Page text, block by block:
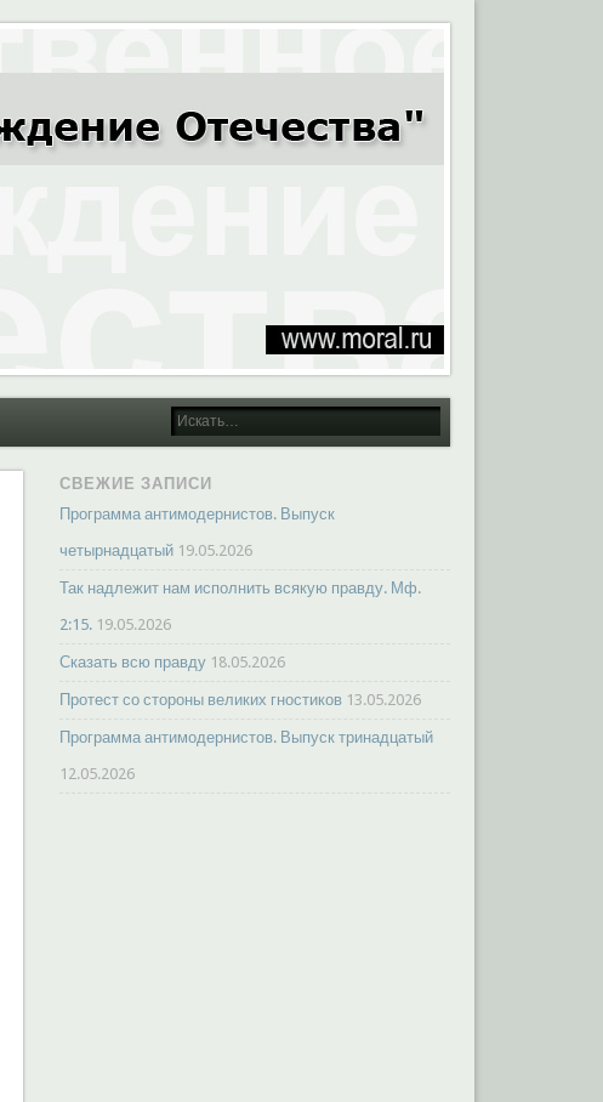
СВЕЖИЕ ЗАПИСИ
Программа антимодернистов. Выпуск
четырнадцатый 19.05.2026
Так надлежит нам исполнить всякую правду. Мф.
2:15. 19.05.2026
Сказать всю правду 18.05.2026
Протест со стороны великих гностиков 13.05.2026
Программа антимодернистов. Выпуск тринадцатый
12.05.2026